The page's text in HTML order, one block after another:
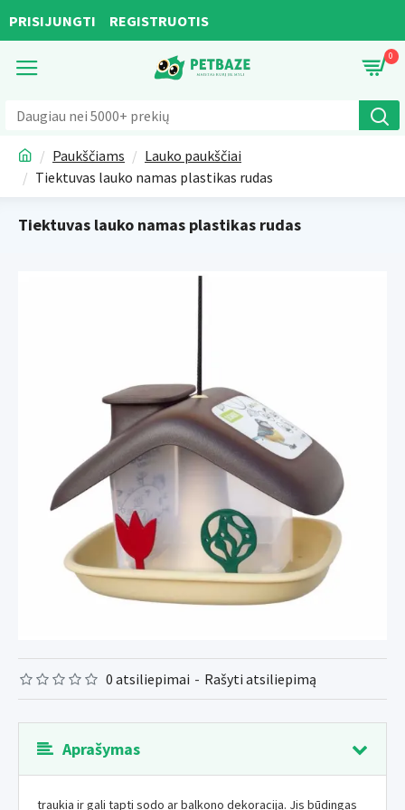
PRISIJUNGTI REGISTRUOTIS
0
Paukščiams
Lauko paukščiai
Tiektuvas lauko namas plastikas rudas
Tiektuvas lauko namas plastikas rudas
0 atsiliepimai - Rašyti atsiliepimą
Aprašymas
traukia ir gali tapti sodo ar balkono dekoracija. Jis būdingas